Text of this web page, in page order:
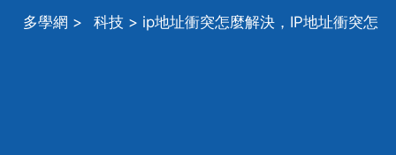
多學網 > 科技 > ip地址衝突怎麼解決，IP地址衝突怎